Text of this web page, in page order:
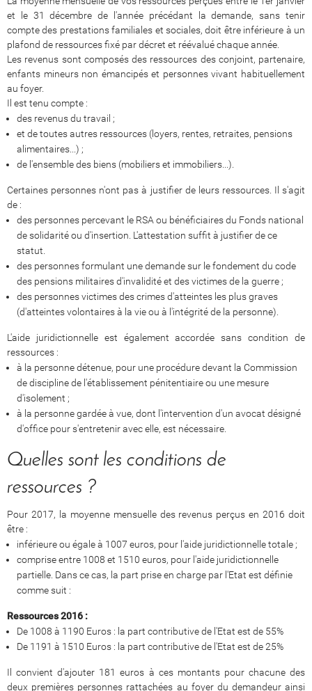
et le 31 décembre de l'année précédant la demande, sans tenir
compte des prestations familiales et sociales, doit être inférieure à un
plafond de ressources fixé par décret et réévalué chaque année.
Les revenus sont composés des ressources des conjoint, partenaire,
enfants mineurs non émancipés et personnes vivant habituellement
au foyer.
Il est tenu compte :
des revenus du travail ;
et de toutes autres ressources (loyers, rentes, retraites, pensions
alimentaires...) ;
de l'ensemble des biens (mobiliers et immobiliers...).
Certaines personnes n'ont pas à justifier de leurs ressources. Il s'agit
de :
des personnes percevant le RSA ou bénéficiaires du Fonds national
de solidarité ou d'insertion. L'attestation suffit à justifier de ce
statut.
des personnes formulant une demande sur le fondement du code
des pensions militaires d'invalidité et des victimes de la guerre ;
des personnes victimes des crimes d'atteintes les plus graves
(d'atteintes volontaires à la vie ou à l'intégrité de la personne).
L'aide juridictionnelle est également accordée sans condition de
ressources :
à la personne détenue, pour une procédure devant la Commission
de discipline de l'établissement pénitentiaire ou une mesure
d'isolement ;
à la personne gardée à vue, dont l'intervention d'un avocat désigné
d'office pour s'entretenir avec elle, est nécessaire.
Quelles sont les conditions de
ressources ?
Pour 2017, la moyenne mensuelle des revenus perçus en 2016 doit
être :
inférieure ou égale à 1007 euros, pour l'aide juridictionnelle totale ;
comprise entre 1008 et 1510 euros, pour l'aide juridictionnelle
partielle. Dans ce cas, la part prise en charge par l'Etat est définie
comme suit :
Ressources 2016 :
De 1008 à 1190 Euros : la part contributive de l'Etat est de 55%
De 1191 à 1510 Euros : la part contributive de l'Etat est de 25%
Il convient d'ajouter 181 euros à ces montants pour chacune des
deux premières personnes rattachées au foyer du demandeur ainsi